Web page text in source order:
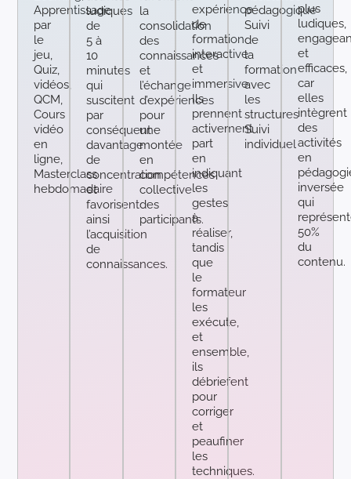
Apprentissage
par
le
jeu,
Quiz,
vidéos,
QCM,
Cours
vidéo
en
ligne,
Masterclass
hebdomadaire
ludiques
de
5 à
10
minutes
qui
suscitent
par
conséquent
davantage
de
concentration
et
favorisent
ainsi
l’acquisition
de
connaissances.
la
consolidation
des
connaissances
et
l’échange
d’expériences
pour
une
montée
en
compétences
collective
des
participants.
expérience
de
formation
interactive
et
immersive.
Ils
prennent
activement
part
en
indiquant
les
gestes
à
réaliser,
tandis
que
le
formateur
les
exécute,
et
ensemble,
ils
débriefent
pour
corriger
et
peaufiner
les
techniques.
pédagogique
Suivi
de
la
formation
avec
les
structures
Suivi
individuel
plus
ludiques,
et
efficaces,
car
elles
intègrent
des
activités
en
inversée
qui
50%
du
contenu.